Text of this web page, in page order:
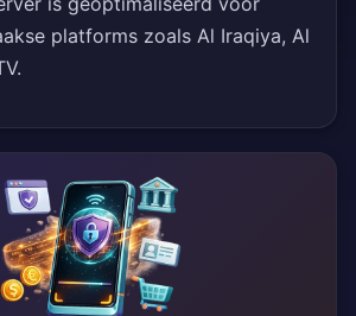
platforms zoals Al Iraqiya, Al